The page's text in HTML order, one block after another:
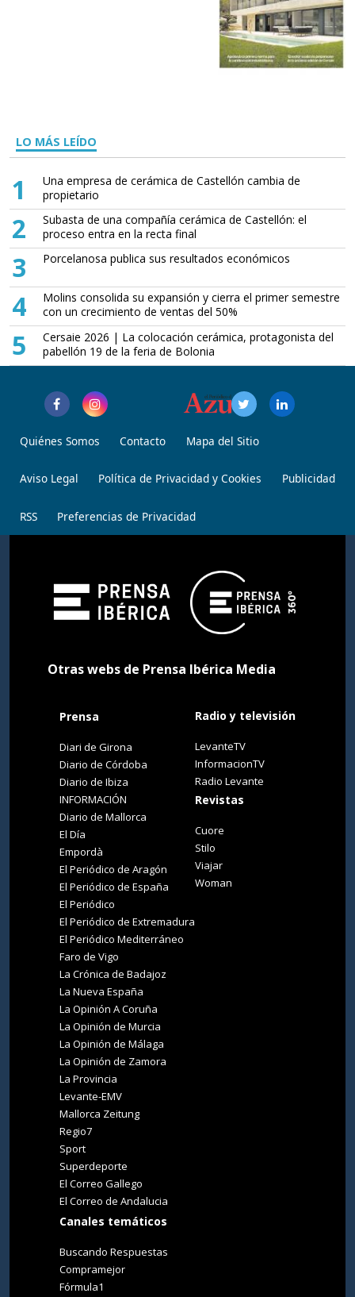
LO MÁS LEÍDO
1
Una empresa de cerámica de Castellón cambia de
propietario
2
Subasta de una compañía cerámica de Castellón: el
proceso entra en la recta final
3 Porcelanosa publica sus resultados económicos
4
Molins consolida su expansión y cierra el primer semestre
con un crecimiento de ventas del 50%
5
Cersaie 2026 | La colocación cerámica, protagonista del
pabellón 19 de la feria de Bolonia
Quiénes Somos Contacto Mapa del Sitio
Aviso Legal Política de Privacidad y Cookies Publicidad
RSS Preferencias de Privacidad
Otras webs de Prensa Ibérica Media
Prensa
Diari de Girona
Diario de Córdoba
Diario de Ibiza
INFORMACIÓN
Diario de Mallorca
El Día
Empordà
El Periódico de Aragón
El Periódico de España
El Periódico
El Periódico de Extremadura
El Periódico Mediterráneo
Faro de Vigo
La Crónica de Badajoz
La Nueva España
La Opinión A Coruña
La Opinión de Murcia
La Opinión de Málaga
La Opinión de Zamora
La Provincia
Levante-EMV
Mallorca Zeitung
Regio7
Sport
Superdeporte
El Correo Gallego
El Correo de Andalucia
Canales temáticos
Buscando Respuestas
Compramejor
Fórmula1
Radio y televisión
LevanteTV
InformacionTV
Radio Levante
Revistas
Cuore
Stilo
Viajar
Woman